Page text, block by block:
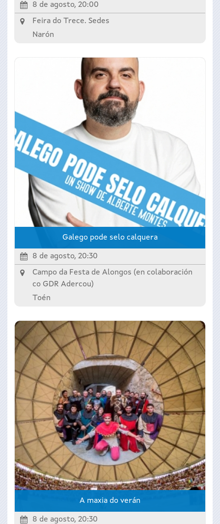
8 de agosto, 20:00
Feira do Trece. Sedes
Narón
Galego pode selo calquera
8 de agosto, 20:30
Campo da Festa de Alongos (en colaboración
co GDR Adercou)
Toén
A maxia do verán
8 de agosto, 20:30